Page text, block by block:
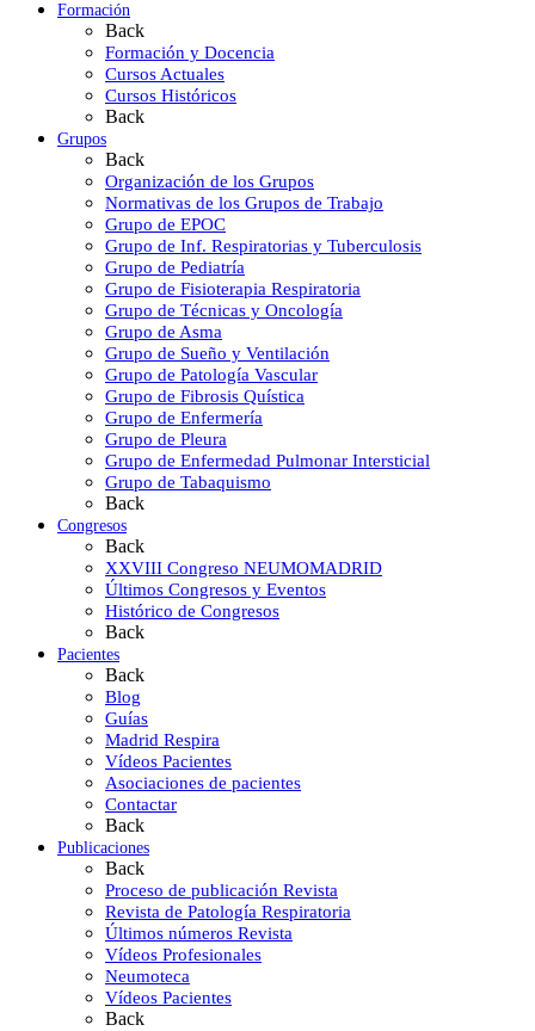
Formación
Back
Formación y Docencia
Cursos Actuales
Cursos Históricos
Back
Grupos
Back
Organización de los Grupos
Normativas de los Grupos de Trabajo
Grupo de EPOC
Grupo de Inf. Respiratorias y Tuberculosis
Grupo de Pediatría
Grupo de Fisioterapia Respiratoria
Grupo de Técnicas y Oncología
Grupo de Asma
Grupo de Sueño y Ventilación
Grupo de Patología Vascular
Grupo de Fibrosis Quística
Grupo de Enfermería
Grupo de Pleura
Grupo de Enfermedad Pulmonar Intersticial
Grupo de Tabaquismo
Back
Congresos
Back
XXVIII Congreso NEUMOMADRID
Últimos Congresos y Eventos
Histórico de Congresos
Back
Pacientes
Back
Blog
Guías
Madrid Respira
Vídeos Pacientes
Asociaciones de pacientes
Contactar
Back
Publicaciones
Back
Proceso de publicación Revista
Revista de Patología Respiratoria
Últimos números Revista
Vídeos Profesionales
Neumoteca
Vídeos Pacientes
Back